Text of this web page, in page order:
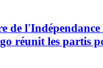
de l'Indépendance
réunit les partis